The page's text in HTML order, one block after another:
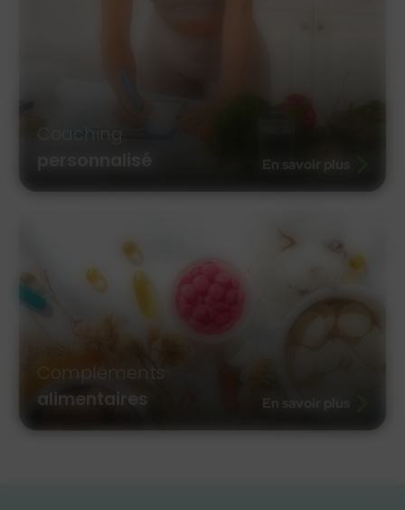
En savoir plus
Compléments
alimentaires